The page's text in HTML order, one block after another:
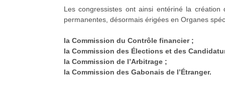
Les congressistes ont ainsi entériné la création
permanentes, désormais érigées en Organes
la Commission du Contrôle financier ;
la Commission des Élections et des
la Commission de l’Arbitrage ;
la Commission des Gabonais de l’Étranger.